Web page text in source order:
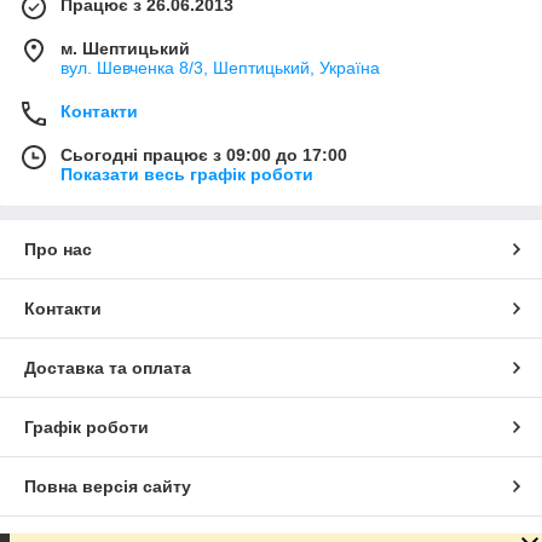
Працює з 26.06.2013
м. Шептицький
вул. Шевченка 8/3, Шептицький, Україна
Контакти
Сьогодні працює з 09:00 до 17:00
Показати весь графік роботи
Про нас
Контакти
Доставка та оплата
Графік роботи
Повна версія сайту